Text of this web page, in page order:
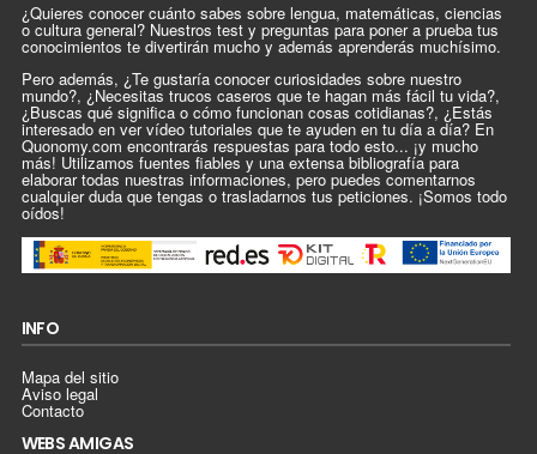
¿Quieres conocer cuánto sabes sobre lengua, matemáticas, ciencias
o cultura general? Nuestros test y preguntas para poner a prueba tus
conocimientos te divertirán mucho y además aprenderás muchísimo.
Pero además, ¿Te gustaría conocer curiosidades sobre nuestro
mundo?, ¿Necesitas trucos caseros que te hagan más fácil tu vida?,
¿Buscas qué significa o cómo funcionan cosas cotidianas?, ¿Estás
interesado en ver vídeo tutoriales que te ayuden en tu día a día? En
Quonomy.com encontrarás respuestas para todo esto... ¡y mucho
más! Utilizamos fuentes fiables y una extensa bibliografía para
elaborar todas nuestras informaciones, pero puedes comentarnos
cualquier duda que tengas o trasladarnos tus peticiones. ¡Somos todo
oídos!
INFO
Mapa del sitio
Aviso legal
Contacto
WEBS AMIGAS